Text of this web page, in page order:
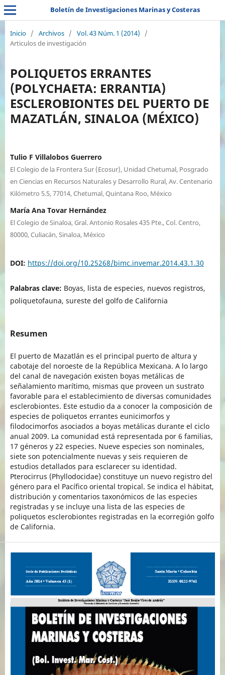
Boletín de Investigaciones Marinas y Costeras
Inicio / Archivos / Vol. 43 Núm. 1 (2014)
/
Articulos de investigación
POLIQUETOS ERRANTES
(POLYCHAETA: ERRANTIA)
ESCLEROBIONTES DEL PUERTO DE
MAZATLÁN, SINALOA (MÉXICO)
Tulio F Villalobos Guerrero
El Colegio de la Frontera Sur (Ecosur), Unidad Chetumal, Posgrado
en Ciencias en Recursos Naturales y Desarrollo Rural, Av. Centenario
Kilómetro 5.5, 77014, Chetumal, Quintana Roo, México
María Ana Tovar Hernández
El Colegio de Sinaloa, Gral. Antonio Rosales 435 Pte., Col. Centro,
80000, Culiacán, Sinaloa, México
DOI: https://doi.org/10.25268/bimc.invemar.2014.43.1.30
Palabras clave: Boyas, lista de especies, nuevos registros,
poliquetofauna, sureste del golfo de California
Resumen
El puerto de Mazatlán es el principal puerto de altura y
cabotaje del noroeste de la República Mexicana. A lo largo
del canal de navegación existen boyas metálicas de
señalamiento marítimo, mismas que proveen un sustrato
favorable para el establecimiento de diversas comunidades
esclerobiontes. Este estudio da a conocer la composición de
especies de poliquetos errantes eunicimorfos y
filodocimorfos asociados a boyas metálicas durante el ciclo
anual 2009. La comunidad está representada por 6 familias,
17 géneros y 22 especies. Nueve especies son nominales,
siete son potencialmente nuevas y seis requieren de
estudios detallados para esclarecer su identidad.
Pterocirrus (Phyllodocidae) constituye un nuevo registro del
género para el Pacífico oriental tropical. Se indica el hábitat,
distribución y comentarios taxonómicos de las especies
registradas y se incluye una lista de las especies de
poliquetos esclerobiontes registradas en la ecorregión golfo
de California.